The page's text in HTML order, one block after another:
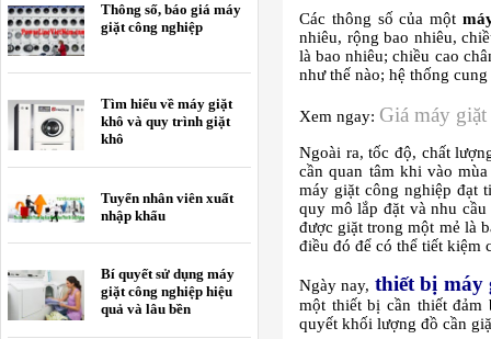
Thông số, báo giá máy
giặt công nghiệp
Tìm hiểu về máy giặt
khô và quy trình giặt
khô
Tuyển nhân viên xuất
nhập khẩu
Bí quyết sử dụng máy
giặt công nghiệp hiệu
quả và lâu bền
Các thông số của một
nhiêu, rộng bao nhiêu,
là bao nhiêu; chiều cao
như thế nào; hệ thống
Xem ngay: Giá máy
Ngoài ra, tốc độ, chất
cần quan tâm khi vào
máy giặt công nghiệp đạt
quy mô lắp đặt và nhu
được giặt trong một mẻ là
điều đó để có thể tiết kiệm
Ngày nay, thiết bị máy
một thiết bị cần thiết đảm
quyết khối lượng đồ cần